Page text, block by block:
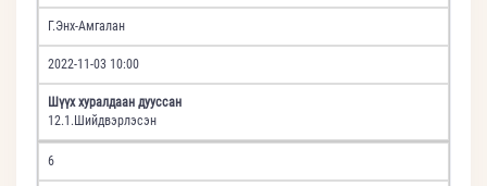
Г.Энх-Амгалан
2022-11-03 10:00
Шүүх хуралдаан дууссан
12.1.Шийдвэрлэсэн
6